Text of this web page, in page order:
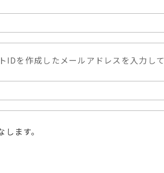
IDを作成したメールアドレスを入力して
ます。